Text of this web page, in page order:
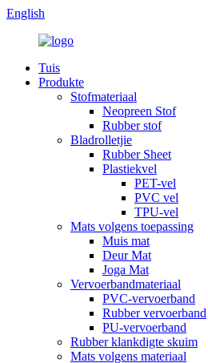
English
Tuis
Produkte
Stofmateriaal
Neopreen Stof
Rubber stof
Bladrolletjie
Rubber Sheet
Plastiekvel
PET-vel
PVC vel
TPU-vel
Mats volgens toepassing
Muis mat
Deur Mat
Joga Mat
Vervoerbandmateriaal
PVC-vervoerband
Rubber vervoerband
PU-vervoerband
Rubber klankdigte skuim
Mats volgens materiaal